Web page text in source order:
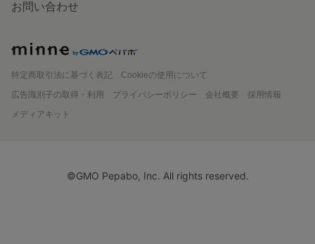
お問い合わせ
特定商取引法に基づく表記
Cookieの使用について
広告識別子の取得・利用
プライバシーポリシー 会社概要
採用情報
メディアキット
©GMO Pepabo, Inc. All rights reserved.